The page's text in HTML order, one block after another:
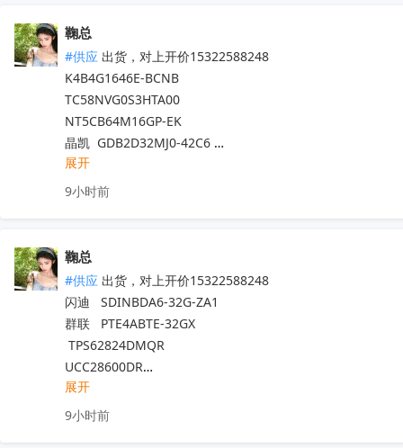
鞠总
#供应 出货，对上开价15322588248
K4B4G1646E-BCNB
TC58NVG0S3HTA00
NT5CB64M16GP-EK
晶凯  GDB2D32MJ0-42C6
力积 A8XAGH50ABA-PMI
ESMT晶豪  FC51E08SQP1A-2,5BWGE2A
CXDB6CCBM-MA-A
NT5CC64M16GP-EK
群联 PSE6A0SL-08GE
TEMBG101T10-A0S5
TEMCG102T10-A0S5
TEMEG106T10-A0S5
TEMCG105T10-A8S5
展开
9小时前
鞠总
#供应 出货，对上开价15322588248
闪迪   SDINBDA6-32G-ZA1
群联   PTE4ABTE-32GX
TPS62824DMQR
UCC28600DR
AM6231ASGGGAALW
TPS6282518DMQR
展开
9小时前